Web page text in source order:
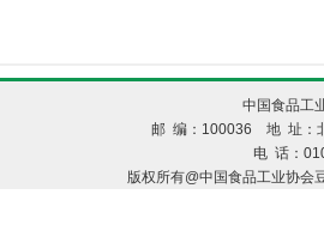
中国食品工
邮 编：100036 地 址：
电 话：
版权所有@中国食品工业协